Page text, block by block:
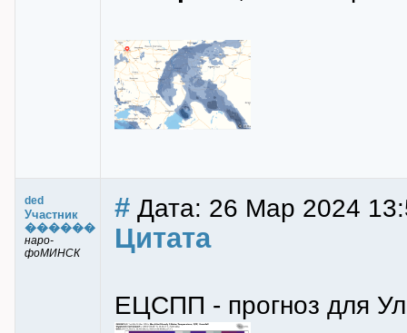
ded
Участник
������
наро-
фоМИНСК
# Дата: 26 Мар 2024
Цитата
ЕЦСПП - прогноз для